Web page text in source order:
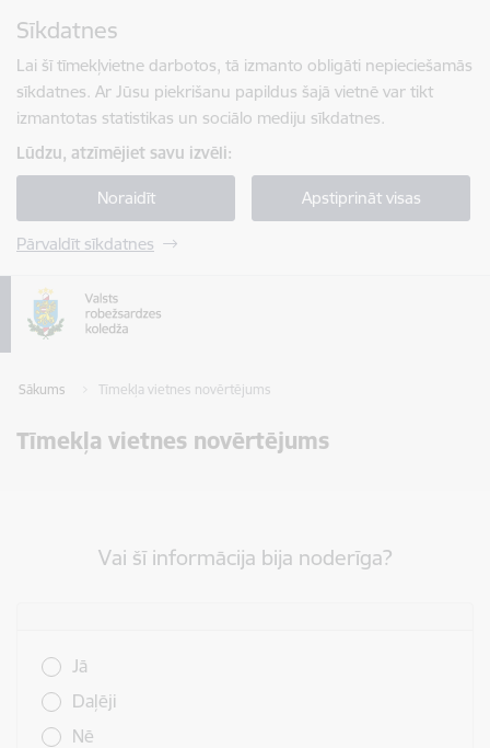
Sīkdatnes
Lai šī tīmekļvietne darbotos, tā izmanto obligāti nepieciešamās
sīkdatnes. Ar Jūsu piekrišanu papildus šajā vietnē var tikt
izmantotas statistikas un sociālo mediju sīkdatnes.
Lūdzu, atzīmējiet savu izvēli:
Noraidīt Apstiprināt visas
Pārvaldīt sīkdatnes
Sākums Tīmekļa vietnes novērtējums
Tīmekļa vietnes novērtējums
Vai šī informācija bija noderīga?
Jā
Daļēji
Nē